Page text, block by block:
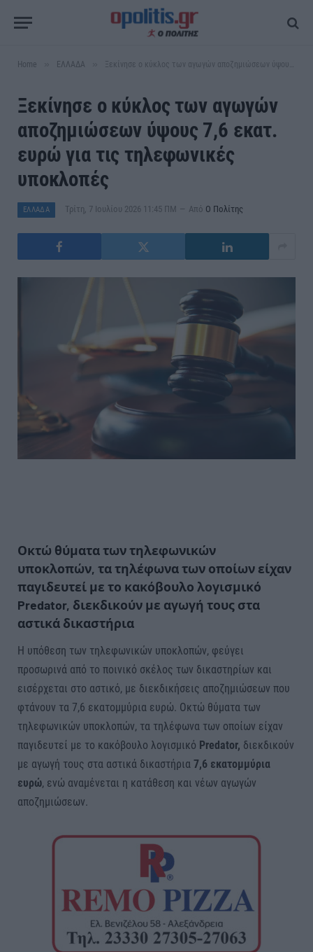
Home ΕΛΛΑΔΑ Ξεκίνησε ο κύκλος των αγωγών αποζημιώσεων ύψους 7,6 εκατ. ευρώ για τις τηλεφωνικές υποκλοπές
Ξεκίνησε ο κύκλος των αγωγών
αποζημιώσεων ύψους 7,6 εκατ.
ευρώ για τις τηλεφωνικές
υποκλοπές
ΕΛΛΑΔΑ Τρίτη, 7 Ιουλίου 2026 11:45 ΠΜ Από Ο Πολίτης
Οκτώ θύματα των τηλεφωνικών
υποκλοπών, τα τηλέφωνα των οποίων είχαν
παγιδευτεί με το κακόβουλο λογισμικό
Predator, διεκδικούν με αγωγή τους στα
αστικά δικαστήρια
Η υπόθεση των τηλεφωνικών υποκλοπών, φεύγει
προσωρινά από το ποινικό σκέλος των δικαστηρίων και
εισέρχεται στο αστικό, με διεκδικήσεις αποζημιώσεων που
φτάνουν τα 7,6 εκατομμύρια ευρώ. Οκτώ θύματα των
τηλεφωνικών υποκλοπών, τα τηλέφωνα των οποίων είχαν
παγιδευτεί με το κακόβουλο λογισμικό Predator, διεκδικούν
με αγωγή τους στα αστικά δικαστήρια 7,6 εκατομμύρια
ευρώ, ενώ αναμένεται η κατάθεση και νέων αγωγών
αποζημιώσεων.